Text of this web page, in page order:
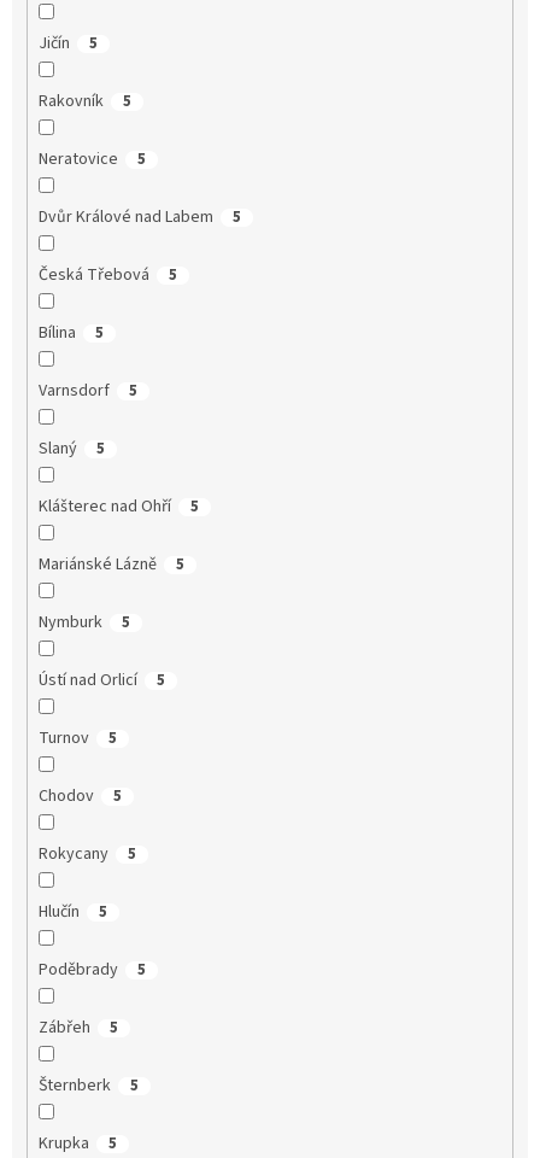
Jičín 5
Rakovník 5
Neratovice 5
Dvůr Králové nad Labem 5
Česká Třebová 5
Bílina 5
Varnsdorf 5
Slaný 5
Klášterec nad Ohří 5
Mariánské Lázně 5
Nymburk 5
Ústí nad Orlicí 5
Turnov 5
Chodov 5
Rokycany 5
Hlučín 5
Poděbrady 5
Zábřeh 5
Šternberk 5
Krupka 5